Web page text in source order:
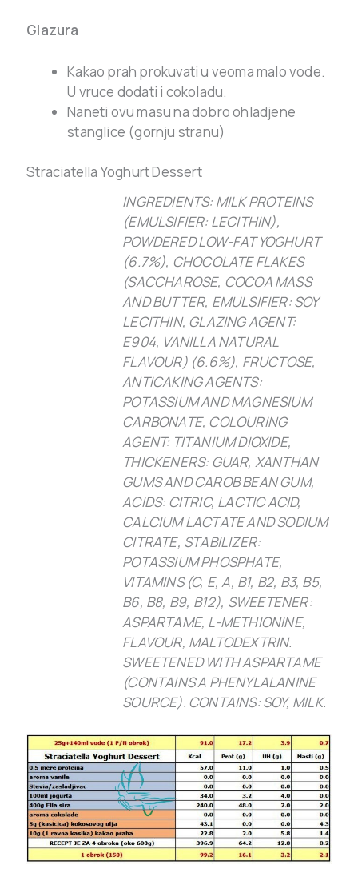
Glazura
Kakao prah prokuvati u veoma malo vode.
U vruce dodati i cokoladu.
Naneti ovu masu na dobro ohladjene
stanglice (gornju stranu)
Straciatella Yoghurt Dessert
INGREDIENTS: MILK PROTEINS
(EMULSIFIER: LECITHIN),
POWDERED LOW-FAT YOGHURT
(6.7%), CHOCOLATE FLAKES
(SACCHAROSE, COCOA MASS
AND BUTTER, EMULSIFIER: SOY
LECITHIN, GLAZING AGENT:
E904, VANILLA NATURAL
FLAVOUR) (6.6%), FRUCTOSE,
ANTICAKING AGENTS:
POTASSIUM AND MAGNESIUM
CARBONATE, COLOURING
AGENT: TITANIUM DIOXIDE,
THICKENERS: GUAR, XANTHAN
GUMS AND CAROB BEAN GUM,
ACIDS: CITRIC, LACTIC ACID,
CALCIUM LACTATE AND SODIUM
CITRATE, STABILIZER:
POTASSIUM PHOSPHATE,
VITAMINS (C, E, A, B1, B2, B3, B5,
B6, B8, B9, B12), SWEETENER:
ASPARTAME, L-METHIONINE,
FLAVOUR, MALTODEXTRIN.
SWEETENED WITH ASPARTAME
(CONTAINS A PHENYLALANINE
SOURCE). CONTAINS: SOY, MILK.